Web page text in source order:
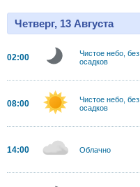
Четверг, 13 Августа
02:00
Чистое небо, без
осадков
08:00
Чистое небо, без
осадков
14:00 Облачно